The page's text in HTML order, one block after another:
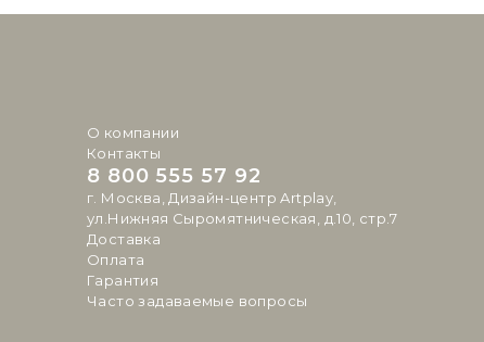
О компании
Контакты
8 800 555 57 92
г. Москва, Дизайн-центр Artplay,
ул.Нижняя Сыромятническая, д.10, стр.7
Доставка
Оплата
Гарантия
Часто задаваемые вопросы